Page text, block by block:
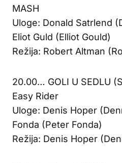
MASH
Uloge: Donald Satrlend
Eliot Guld (Elliot Gould)
Režija: Robert Altman
20.00… GOLI U SEDLU
Easy Rider
Uloge: Denis Hoper
Fonda (Peter Fonda)
Režija: Denis Hoper